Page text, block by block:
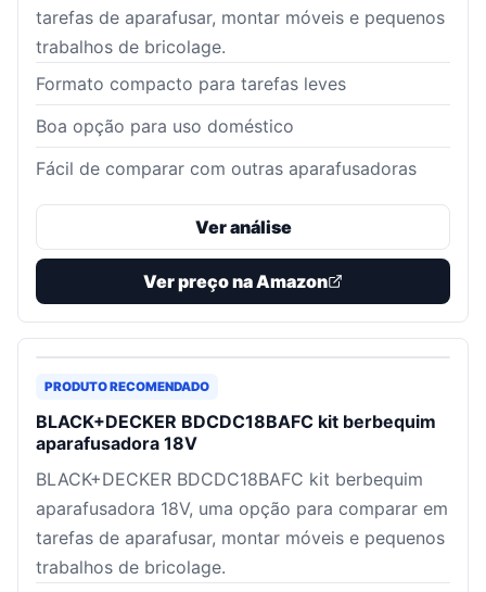
tarefas de aparafusar, montar móveis e pequenos
trabalhos de bricolage.
Formato compacto para tarefas leves
Boa opção para uso doméstico
Fácil de comparar com outras aparafusadoras
Ver análise
Ver preço na Amazon
PRODUTO RECOMENDADO
BLACK+DECKER BDCDC18BAFC kit berbequim
aparafusadora 18V
BLACK+DECKER BDCDC18BAFC kit berbequim
aparafusadora 18V, uma opção para comparar em
tarefas de aparafusar, montar móveis e pequenos
trabalhos de bricolage.